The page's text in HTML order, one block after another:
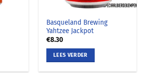
Basqueland Brewing
Yahtzee Jackpot
€8.30
LEES VERDER